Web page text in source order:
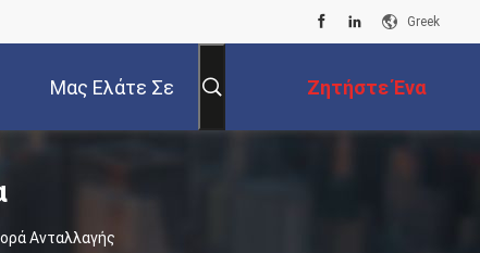
Greek
Μας Ελάτε Σε Ζητήστε Ένα
Απόσπασμα
Ανταλλαγής